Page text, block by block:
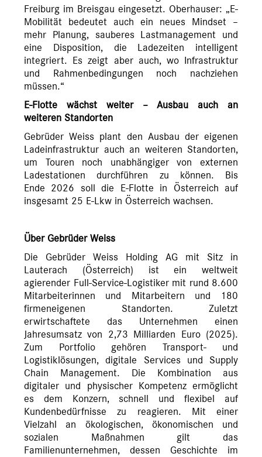
Freiburg im Breisgau eingesetzt. Oberhauser: „E-
Mobilität bedeutet auch ein neues Mindset –
mehr Planung, sauberes Lastmanagement und
eine Disposition, die Ladezeiten intelligent
integriert. Es zeigt aber auch, wo Infrastruktur
und Rahmenbedingungen noch nachziehen
müssen.“
E-Flotte wächst weiter – Ausbau auch an
weiteren Standorten
Gebrüder Weiss plant den Ausbau der eigenen
Ladeinfrastruktur auch an weiteren Standorten,
um Touren noch unabhängiger von externen
Ladestationen durchführen zu können. Bis
Ende 2026 soll die E-Flotte in Österreich auf
insgesamt 25 E-Lkw in Österreich wachsen.
Über Gebrüder Weiss
Die Gebrüder Weiss Holding AG mit Sitz in
Lauterach (Österreich) ist ein weltweit
agierender Full-Service-Logistiker mit rund 8.600
Mitarbeiterinnen und Mitarbeitern und 180
firmeneigenen Standorten. Zuletzt
erwirtschaftete das Unternehmen einen
Jahresumsatz von 2,73 Milliarden Euro (2025).
Zum Portfolio gehören Transport- und
Logistiklösungen, digitale Services und Supply
Chain Management. Die Kombination aus
digitaler und physischer Kompetenz ermöglicht
es dem Konzern, schnell und flexibel auf
Kundenbedürfnisse zu reagieren. Mit einer
Vielzahl an ökologischen, ökonomischen und
sozialen Maßnahmen gilt das
Familienunternehmen, dessen Geschichte im